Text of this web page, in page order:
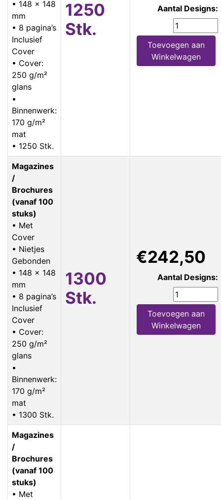
• 148 x 148
mm
• 8 pagina’s
Inclusief
Cover
• Cover:
250 g/m²
glans
•
Binnenwerk:
170 g/m²
mat
• 1250 Stk.
1250
Stk.
Aantal Designs:
Toevoegen aan
Winkelwagen
Magazines
/
Brochures
(vanaf 100
stuks)
• Met
Cover
• Nietjes
Gebonden
• 148 x 148
mm
• 8 pagina’s
Inclusief
Cover
• Cover:
250 g/m²
glans
•
Binnenwerk:
170 g/m²
mat
• 1300 Stk.
1300
Stk.
€242,50
Aantal Designs:
Toevoegen aan
Winkelwagen
Magazines
/
Brochures
(vanaf 100
stuks)
• Met